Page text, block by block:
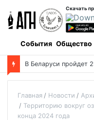
Скачать
События Общество
В Беларуси пройдет
Главная Новости
Территорию вокруг
конца 2024 года